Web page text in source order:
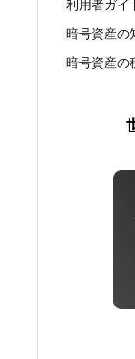
利用者ガイ
暗号資産の
暗号資産の